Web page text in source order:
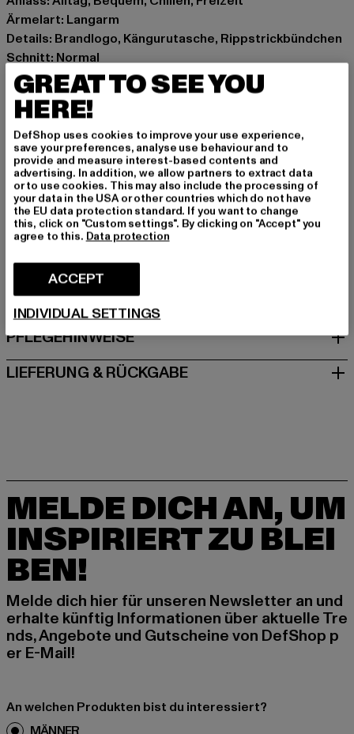
Ärmelart: Langarm
Details: Brandlogo, Kängurutasche, Rippstrickbündchen
Schnitt: Normal
Marke: Umbro
Kat.: Sweat & Fleece - Hoodies
Farbe: rot
Hersteller Farbe: fiery red/urban red
Materialzusammensetzung: 70% Baumwolle, 30%
Polyester
Art.Nr: 66412U-23520
Hersteller: Umbro Ltd |webmail@gldgroup.com
Umbro House 54 | SK8 3GQ Cheadle | UK
GRÖSSE & PASSFORM
PFLEGEHINWEISE
LIEFERUNG & RÜCKGABE
MELDE DICH AN, UM
INSPIRIERT ZU BLEI
BEN!
Melde dich hier für unseren Newsletter an und
erhalte künftig Informationen über aktuelle Tre
nds, Angebote und Gutscheine von DefShop p
er E-Mail!
An welchen Produkten bist du interessiert?
GREAT TO SEE YOU
HERE!
DefShop uses cookies to improve your use experience,
save your preferences, analyse use behaviour and to
provide and measure interest-based contents and
advertising. In addition, we allow partners to extract data
or to use cookies. This may also include the processing of
your data in the USA or other countries which do not have
the EU data protection standard. If you want to change
this, click on "Custom settings". By clicking on "Accept" you
agree to this. Data protection
ACCEPT
INDIVIDUAL SETTINGS